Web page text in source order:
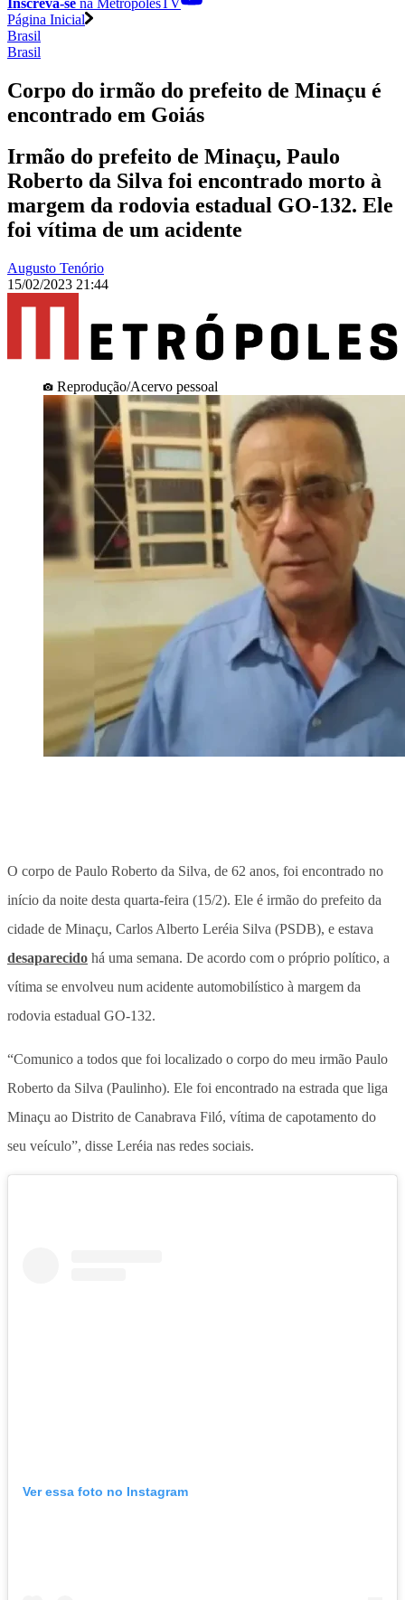
Página Inicial
Brasil
Brasil
Corpo do irmão do prefeito de Minaçu é
encontrado em Goiás
Irmão do prefeito de Minaçu, Paulo
Roberto da Silva foi encontrado morto à
margem da rodovia estadual GO-132. Ele
foi vítima de um acidente
Augusto Tenório
15/02/2023 21:44
Reprodução/Acervo pessoal
O corpo de Paulo Roberto da Silva, de 62 anos, foi encontrado no
início da noite desta quarta-feira (15/2). Ele é irmão do prefeito da
cidade de Minaçu, Carlos Alberto Leréia Silva (PSDB), e estava
desaparecido há uma semana. De acordo com o próprio político, a
vítima se envolveu num acidente automobilístico à margem da
rodovia estadual GO-132.
“Comunico a todos que foi localizado o corpo do meu irmão Paulo
Roberto da Silva (Paulinho). Ele foi encontrado na estrada que liga
Minaçu ao Distrito de Canabrava Filó, vítima de capotamento do
seu veículo”, disse Leréia nas redes sociais.
Ver essa foto no Instagram